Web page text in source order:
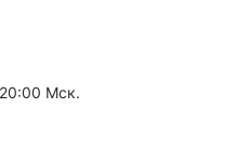
Мск.